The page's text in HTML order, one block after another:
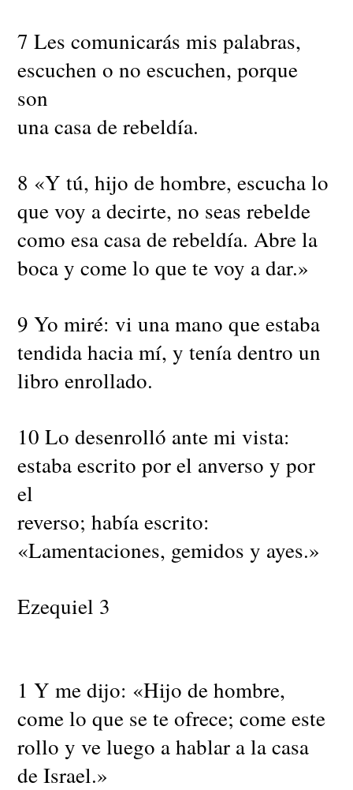
7 Les comunicarás mis palabras,
escuchen o no escuchen, porque
son
una casa de rebeldía.
8 «Y tú, hijo de hombre, escucha lo
que voy a decirte, no seas rebelde
como esa casa de rebeldía. Abre la
boca y come lo que te voy a dar.»
9 Yo miré: vi una mano que estaba
tendida hacia mí, y tenía dentro un
libro enrollado.
10 Lo desenrolló ante mi vista:
estaba escrito por el anverso y por
el
reverso; había escrito:
«Lamentaciones, gemidos y ayes.»
Ezequiel 3
1 Y me dijo: «Hijo de hombre,
come lo que se te ofrece; come este
rollo y ve luego a hablar a la casa
de Israel.»